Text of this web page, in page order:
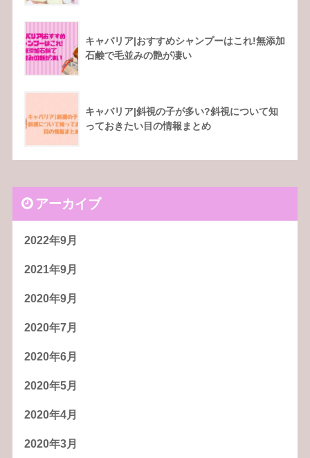
キャバリア|おすすめシャンプーはこれ!無添加
石鹸で毛並みの艶が凄い
キャバリア|斜視の子が多い?斜視について知
っておきたい目の情報まとめ
アーカイブ
2022年9月
2021年9月
2020年9月
2020年7月
2020年6月
2020年5月
2020年4月
2020年3月